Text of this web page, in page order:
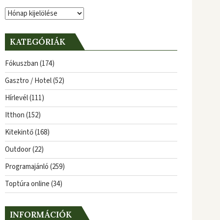
Archívum
KATEGÓRIÁK
Fókuszban(174)
Gasztro / Hotel(52)
Hírlevél(111)
Itthon(152)
Kitekintő(168)
Outdoor(22)
Programajánló(259)
Toptúra online(34)
INFORMÁCIÓK